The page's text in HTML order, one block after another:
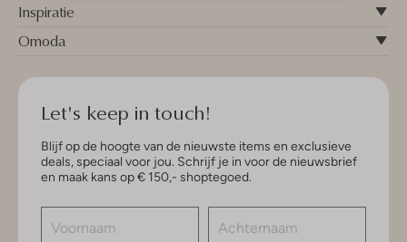
Inspiratie
Omoda
Let's keep in touch!
Blijf op de hoogte van de nieuwste items en exclusieve
deals, speciaal voor jou. Schrijf je in voor de nieuwsbrief
en maak kans op € 150,- shoptegoed.